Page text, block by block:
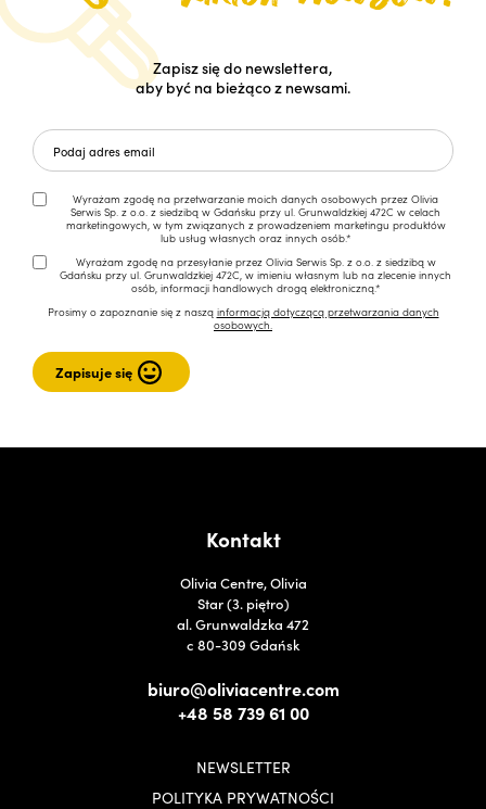
Zapisz się do newslettera,
aby być na bieżąco z newsami.
Wyrażam zgodę na przetwarzanie moich danych osobowych przez Olivia
Serwis Sp. z o.o. z siedzibą w Gdańsku przy ul. Grunwaldzkiej 472C w celach
marketingowych, w tym związanych z prowadzeniem marketingu produktów
lub usług własnych oraz innych osób.*
Wyrażam zgodę na przesyłanie przez Olivia Serwis Sp. z o.o. z siedzibą w
Gdańsku przy ul. Grunwaldzkiej 472C, w imieniu własnym lub na zlecenie innych
osób, informacji handlowych drogą elektroniczną.*
Prosimy o zapoznanie się z naszą informacją dotyczącą przetwarzania danych
osobowych.
Kontakt
Olivia Centre, Olivia
Star (3. piętro)
al. Grunwaldzka 472
c 80-309 Gdańsk
biuro@oliviacentre.com
+48 58 739 61 00
NEWSLETTER
POLITYKA PRYWATNOŚCI